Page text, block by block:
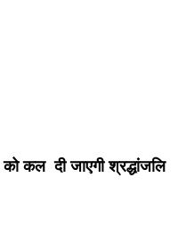
कल दी जाएगी श्रद्धांजलि